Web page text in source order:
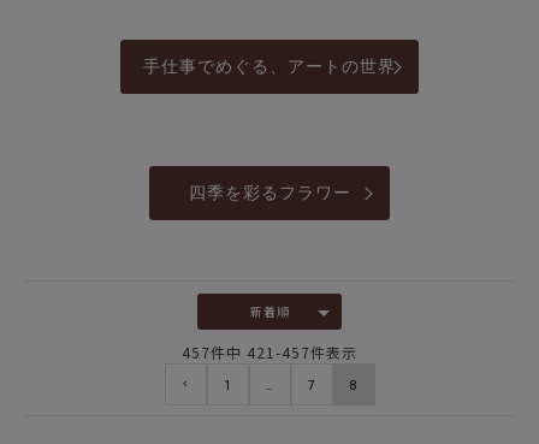
手仕事でめぐる、アートの世界
四季を彩るフラワー
新着順
457件中 421 -457件表示
1 7 8